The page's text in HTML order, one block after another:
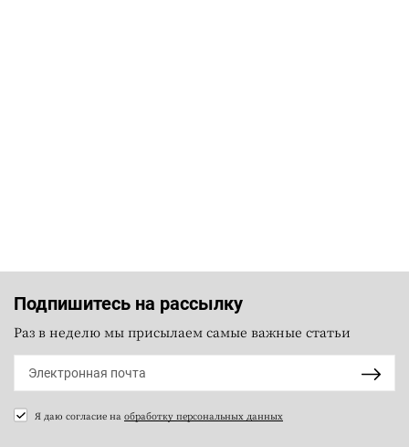
Подпишитесь на рассылку
Раз в неделю мы присылаем самые важные статьи
Я даю согласие на обработку персональных данных